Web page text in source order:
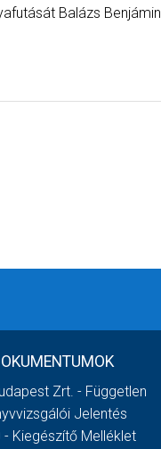
Balázs Benjámin.
Zrt. - Független
Jelentés
- Kiegészítő Melléklet